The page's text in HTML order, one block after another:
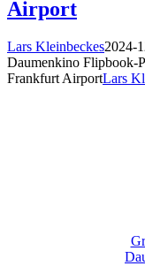
Airport
Lars Kleinbeckes2024-
Daumenkino Flipbook-
Frankfurt AirportLars